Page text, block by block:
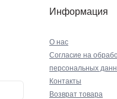
Информация
О нас
Согласие на
персональных
Контакты
Возврат товара